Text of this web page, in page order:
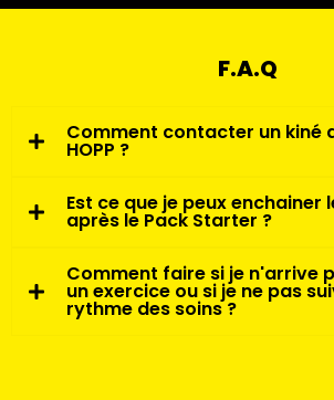
F.A.Q
Comment contacter un kiné
HOPP ?
Est ce que je peux enchainer
après le Pack Starter ?
Comment faire si je n'arrive
un exercice ou si je ne pas
rythme des soins ?